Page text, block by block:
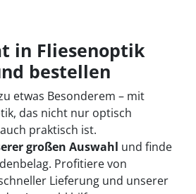
in Fliesenoptik
bestellen
etwas Besonderem – mit
das nicht nur optisch
praktisch ist.
großen Auswahl und finde
Profitiere von
Lieferung und unserer